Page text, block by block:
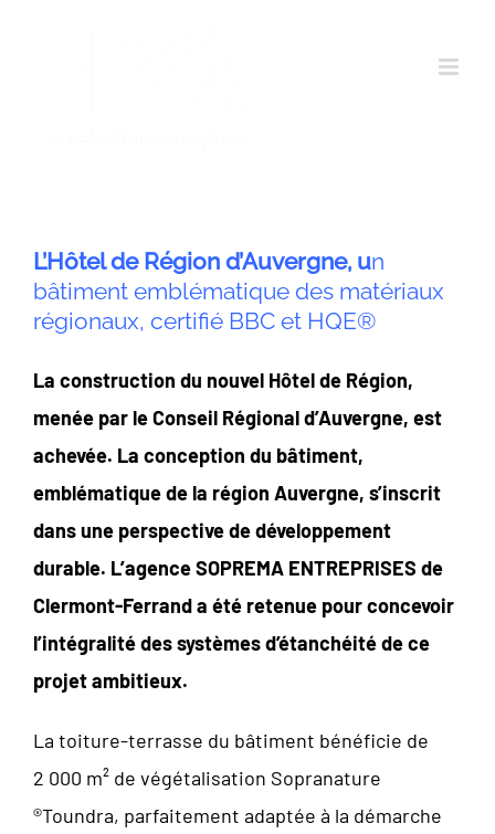
L’Hôtel de Région d’Auvergne, un
bâtiment emblématique des matériaux
régionaux, certifié BBC et HQE®
La construction du nouvel Hôtel de Région,
menée par le Conseil Régional d’Auvergne, est
achevée. La conception du bâtiment,
emblématique de la région Auvergne, s’inscrit
dans une perspective de développement
durable. L’agence SOPREMA ENTREPRISES de
Clermont-Ferrand a été retenue pour concevoir
l’intégralité des systèmes d’étanchéité de ce
projet ambitieux.
La toiture-terrasse du bâtiment bénéficie de
2 000 m² de végétalisation Sopranature
®Toundra, parfaitement adaptée à la démarche